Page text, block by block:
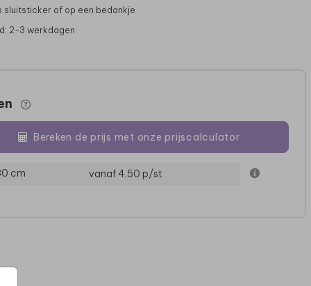
sluitsticker of op een bedankje
2-3 werkdagen
Bereken de prijs met onze prijscalculator
cm vanaf 4,50 p/st